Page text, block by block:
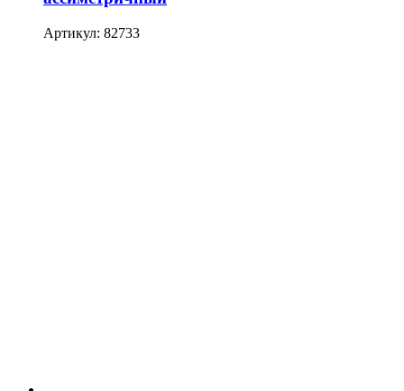
Артикул: 82733